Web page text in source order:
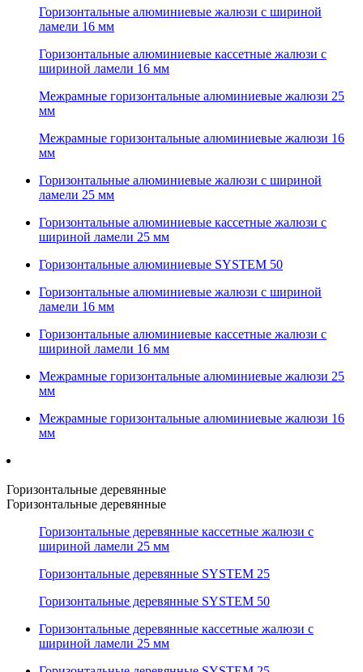
Горизонтальные алюминиевые жалюзи с шириной
ламели 16 мм
Горизонтальные алюминиевые кассетные жалюзи с
шириной ламели 16 мм
Межрамные горизонтальные алюминиевые жалюзи 25
мм
Межрамные горизонтальные алюминиевые жалюзи 16
мм
Горизонтальные алюминиевые жалюзи с шириной
ламели 25 мм
Горизонтальные алюминиевые кассетные жалюзи с
шириной ламели 25 мм
Горизонтальные алюминиевые SYSTEM 50
Горизонтальные алюминиевые жалюзи с шириной
ламели 16 мм
Горизонтальные алюминиевые кассетные жалюзи с
шириной ламели 16 мм
Межрамные горизонтальные алюминиевые жалюзи 25
мм
Межрамные горизонтальные алюминиевые жалюзи 16
мм
Горизонтальные деревянные
Горизонтальные деревянные
Горизонтальные деревянные кассетные жалюзи с
шириной ламели 25 мм
Горизонтальные деревянные SYSTEM 25
Горизонтальные деревянные SYSTEM 50
Горизонтальные деревянные кассетные жалюзи с
шириной ламели 25 мм